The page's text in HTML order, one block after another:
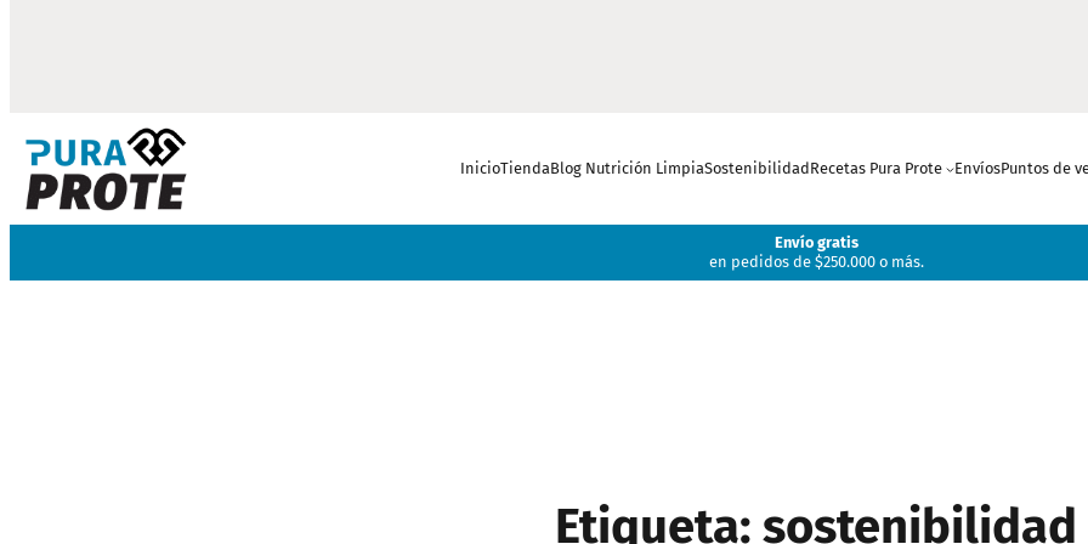
InicioTiendaBlog Nutrición LimpiaSostenibilidadRecetas Pura Prote EnvíosPuntos de
Envío gratis
en pedidos de $250.000 o más.
Etiqueta: sostenibilidad